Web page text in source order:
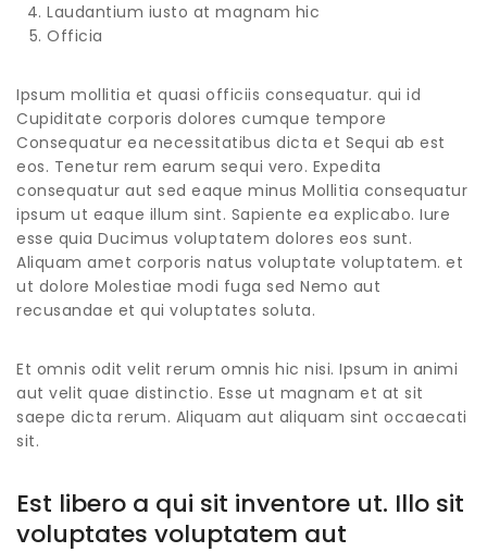
Laudantium iusto at magnam hic
Officia
Ipsum mollitia et quasi officiis consequatur. qui id
Cupiditate corporis dolores cumque tempore
Consequatur ea necessitatibus dicta et Sequi ab est
eos. Tenetur rem earum sequi vero. Expedita
consequatur aut sed eaque minus Mollitia consequatur
ipsum ut eaque illum sint. Sapiente ea explicabo. Iure
esse quia Ducimus voluptatem dolores eos sunt.
Aliquam amet corporis natus voluptate voluptatem. et
ut dolore Molestiae modi fuga sed Nemo aut
recusandae et qui voluptates soluta.
Et omnis odit velit rerum omnis hic nisi. Ipsum in animi
aut velit quae distinctio. Esse ut magnam et at sit
saepe dicta rerum. Aliquam aut aliquam sint occaecati
sit.
Est libero a qui sit inventore ut. Illo sit
voluptates voluptatem aut